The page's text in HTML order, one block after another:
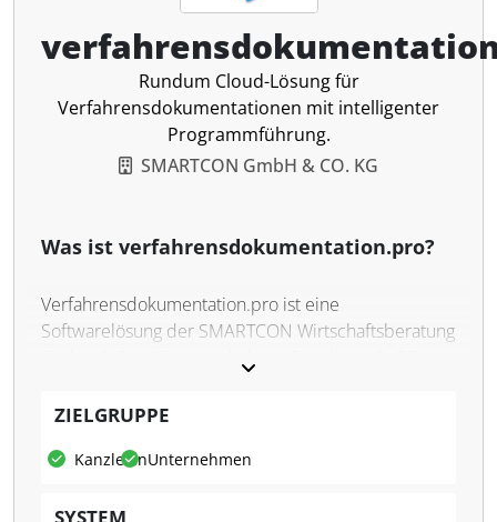
Rundum Cloud-Lösung für
Verfahrensdokumentationen mit intelligenter
Programmführung.
SMARTCON GmbH & CO. KG
Was ist verfahrensdokumentation.pro?
Verfahrensdokumentation.pro ist eine
Softwarelösung der SMARTCON Wirtschaftsberatung
Cloud-basierte Software ermöglicht Steuerberatern,
prozessorientierte Abbildung und automatisierte
ZIELGRUPPE
KanzleienUnternehmen